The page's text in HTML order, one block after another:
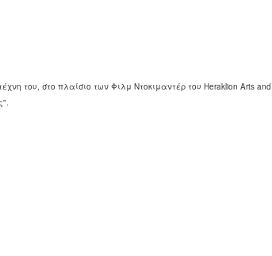
του, στο πλαίσιο των Φιλμ Ντοκιμαντέρ του Heraklion Arts and